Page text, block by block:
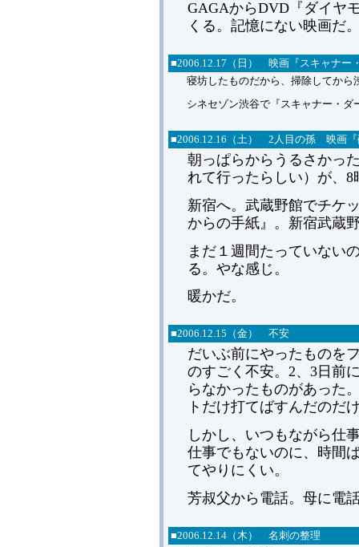
GAGAからDVD『ダイヤ
くる。記憶にない映画だ
■2006.12.17（日） 映画『スキャナー
寝坊したものだから、掃除してから
シネセゾン渋谷で『スキャナー・ダ
■2006.12.16（土） 2人目の孫 映画『
朝っぱらからうるさかっ
れて行ったらしい）が、
新宿へ。武蔵野館でチケ
からの手紙』。新宿武蔵
まだ１週間たっていない
る。やな感じ。
暖かだ。
■2006.12.15（金） 不安
だいぶ前にやったものを
のすごく不安。2、3日前
らなかったものがあった
トだけ打てばすんだのだ
しかし、いつもながら仕
仕事でもないのに、時間
てやりにくい。
芳叔父から電話。母に電
■2006.12.14（木） 名刺の整理